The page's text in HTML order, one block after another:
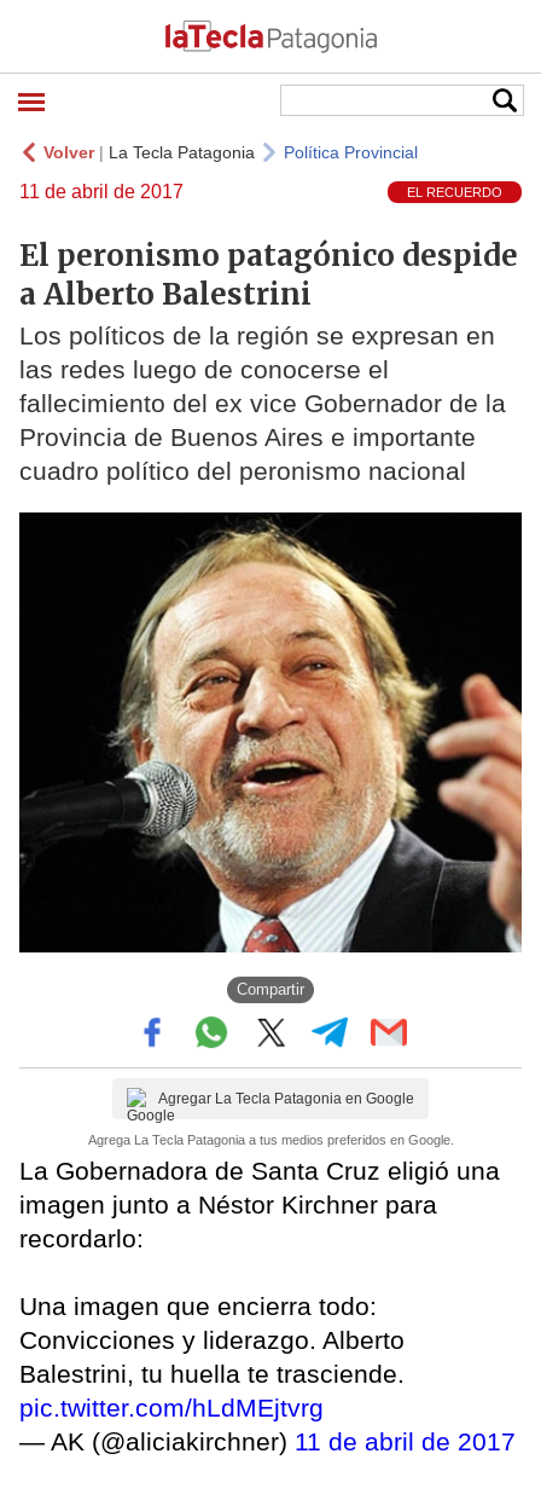
Volver| La Tecla Patagonia Política Provincial
11 de abril de 2017 EL RECUERDO
El peronismo patagónico despide
a Alberto Balestrini
Los políticos de la región se expresan en
las redes luego de conocerse el
fallecimiento del ex vice Gobernador de la
Provincia de Buenos Aires e importante
cuadro político del peronismo nacional
Compartir
Agregar La Tecla Patagonia en Google
Agrega La Tecla Patagonia a tus medios preferidos en Google.
La Gobernadora de Santa Cruz eligió una
imagen junto a Néstor Kirchner para
recordarlo:
Una imagen que encierra todo:
Convicciones y liderazgo. Alberto
Balestrini, tu huella te trasciende.
pic.twitter.com/hLdMEjtvrg
— AK (@aliciakirchner) 11 de abril de 2017